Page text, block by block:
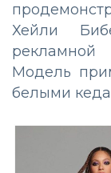
Хейли
Модель
белыми